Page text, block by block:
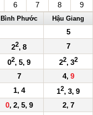
6 7 8 9
Bình Phước Hậu Giang
5
22, 8
7
02, 5, 9 22, 32
7 4, 9
1, 4 12, 3, 9
0, 2, 5, 9
2, 7